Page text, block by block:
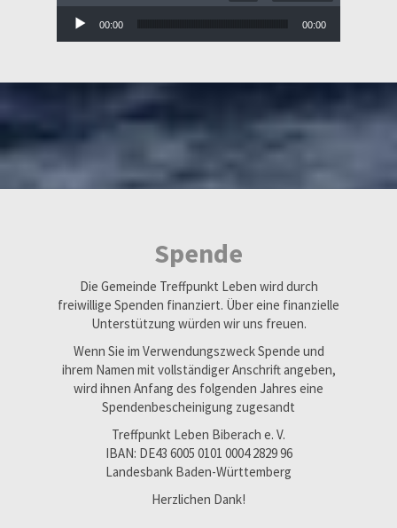
00:00 00:00
Spende
Die Gemeinde Treffpunkt Leben wird durch
freiwillige Spenden finanziert. Über eine finanzielle
Unterstützung würden wir uns freuen.
Wenn Sie im Verwendungszweck Spende und
ihrem Namen mit vollständiger Anschrift angeben,
wird ihnen Anfang des folgenden Jahres eine
Spendenbescheinigung zugesandt
Treffpunkt Leben Biberach e. V.
IBAN: DE43 6005 0101 0004 2829 96
Landesbank Baden-Württemberg
Herzlichen Dank!